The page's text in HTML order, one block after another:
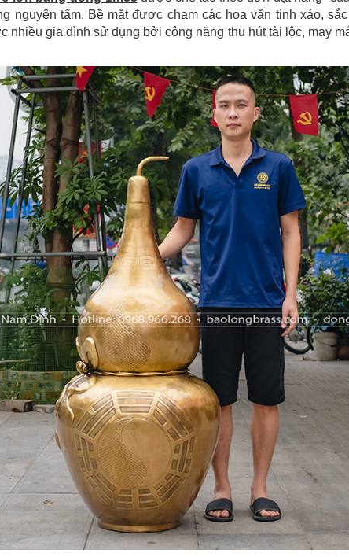
nguyên tấm. Bề mặt được chạm các hoa văn tinh xảo,
nhiều gia đình sử dụng bởi công năng thu hút tài lộc, may